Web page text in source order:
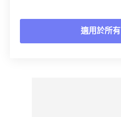
適用於所有